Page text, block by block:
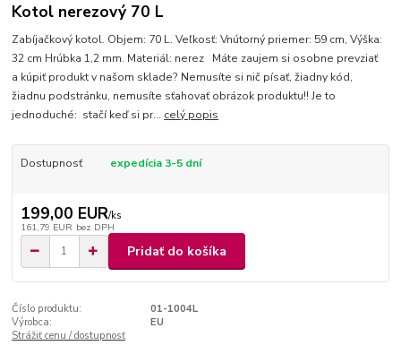
Kotol nerezový 70 L
Zabíjačkový kotol. Objem: 70 L. Veľkosť: Vnútorný priemer: 59 cm, Výška:
32 cm Hrúbka 1,2 mm. Materiál: nerez Máte zaujem si osobne prevziať
a kúpiť produkt v našom sklade? Nemusíte si nič písať, žiadny kód,
žiadnu podstránku, nemusíte sťahovať obrázok produktu!! Je to
jednoduché: stačí keď si pr... celý popis
Dostupnosť expedícia 3-5 dní
199,00 EUR/ks
161,79 EUR bez DPH
Pridať do košíka
Číslo produktu:
01-1004L
Výrobca:
EU
Strážiť cenu / dostupnosť